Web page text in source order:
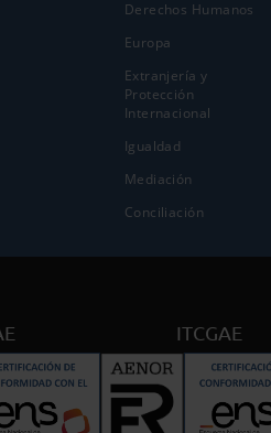
Derechos Humanos
Europa
Extranjería y
Protección
Internacional
Igualdad
Mediación
Conciliación
ITCGAE